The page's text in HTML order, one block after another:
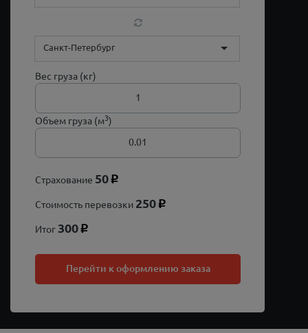
Санкт-Петербург
Вес груза (кг)
Объем груза (м3)
Страхование 50 p
Стоимость перевозки 250 p
Итог300 p
Перейти к оформлению заказа